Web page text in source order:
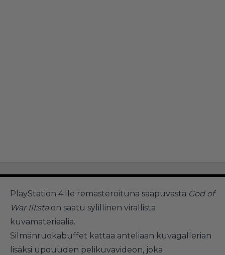
PlayStation 4:lle remasteroituna saapuvasta God of
War III:staon saatu sylillinen virallista
kuvamateriaalia.
Silmänruokabuffet kattaa anteliaan kuvagallerian
lisäksi upouuden pelikuvavideon, joka